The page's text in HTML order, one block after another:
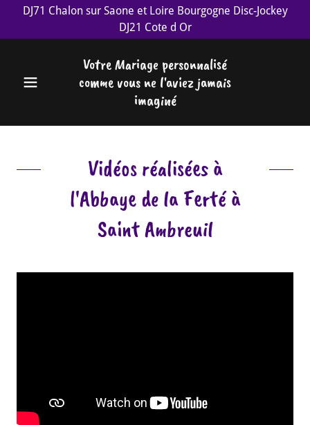
DJ71 Chalon sur Saone et Loire Bourgogne Disc-Jockey
DJ21 Cote d Or
Votre Mariage personnalisé
comme vous ne l'aviez jamais
imaginé
Vidéos réalisées à
l'Abbaye de la Ferté à
Saint Ambreuil